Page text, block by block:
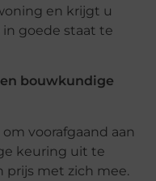
en krijgt u
goede staat te
bouwkundige
voorafgaand aan
keuring uit te
prijs met zich mee.